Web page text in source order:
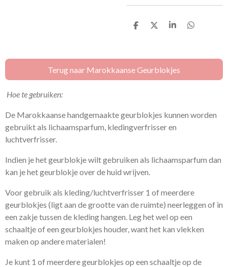
D
n
D
S
e
D
n
Terug naar Marokkaanse Geurblokjes
Hoe te gebruiken:
De Marokkaanse handgemaakte geurblokjes kunnen worden
gebruikt als lichaamsparfum, kledingverfrisser en
luchtverfrisser.
Indien je het geurblokje wilt gebruiken als lichaamsparfum dan
kan je het geurblokje over de huid wrijven.
Voor gebruik als kleding/luchtverfrisser 1 of meerdere
geurblokjes (ligt aan de grootte van de ruimte) neerleggen of in
een zakje tussen de kleding hangen. Leg het wel op een
schaaltje of een geurblokjes houder, want het kan vlekken
maken op andere materialen!
Je kunt 1 of meerdere geurblokjes op een schaaltje op de